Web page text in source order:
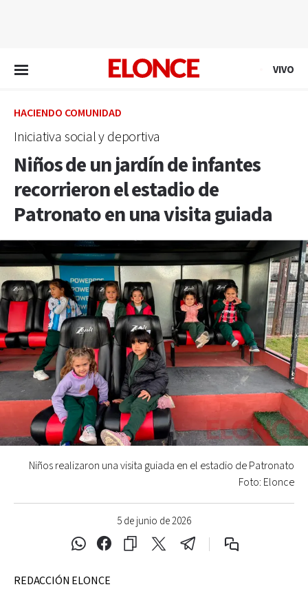
VIVO
HACIENDO COMUNIDAD
Iniciativa social y deportiva
Niños de un jardín de infantes
recorrieron el estadio de
Patronato en una visita guiada
5 de junio de 2026
Niños realizaron una visita guiada en el estadio de Patronato
Foto: Elonce
REDACCIÓN ELONCE